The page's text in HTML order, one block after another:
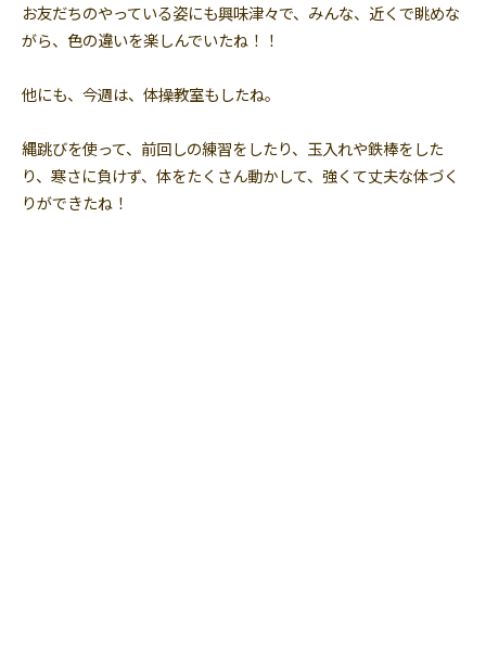
お友だちのやっている姿にも興味津々で、みんな、近くで眺めな
がら、色の違いを楽しんでいたね！！
他にも、今週は、体操教室もしたね。
縄跳びを使って、前回しの練習をしたり、玉入れや鉄棒をした
り、寒さに負けず、体をたくさん動かして、強くて丈夫な体づく
りができたね！